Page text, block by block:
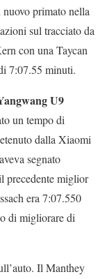
primato nella
sul tracciato da
con una Taycan
7:07.55 minuti.
U9
un tempo di
dalla Xiaomi
segnato
precedente miglior
era 7:07.550
di migliorare di
Il Manthey